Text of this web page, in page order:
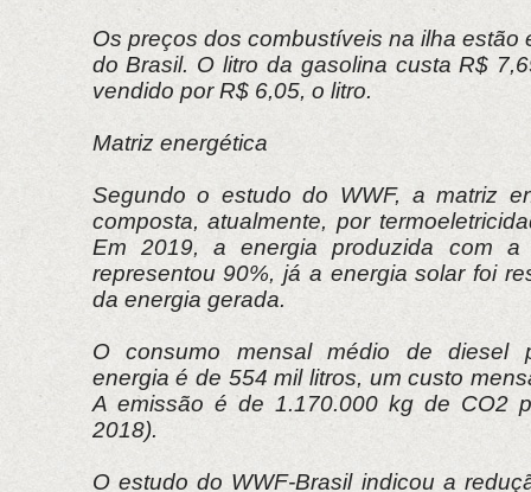
Os preços dos combustíveis na ilha estão
do Brasil. O litro da gasolina custa R$
vendido por R$ 6,05, o litro.
Matriz energética
Segundo o estudo do WWF, a matriz
composta, atualmente, por
Em 2019, a energia produzida com a
representou 90%, já a energia solar foi
da energia gerada.
O consumo mensal médio de diesel
energia é de 554 mil litros, um custo
A emissão é de 1.170.000 kg de CO2
2018).
O estudo do WWF-Brasil indicou a